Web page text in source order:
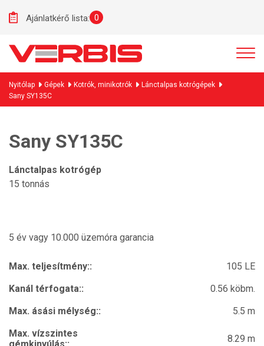
Ajánlatkérő lista: 0
Nyitólap Gépek Kotrók, minikotrók
Lánctalpas kotrógépek
Sany SY135C
Sany SY135C
Lánctalpas kotrógép
15 tonnás
5 év vagy 10.000 üzemóra garancia
Max. teljesítmény::
105 LE
Kanál térfogata::
0.56 köbm.
Max. ásási mélység::
5.5 m
Max. vízszintes
8.29 m